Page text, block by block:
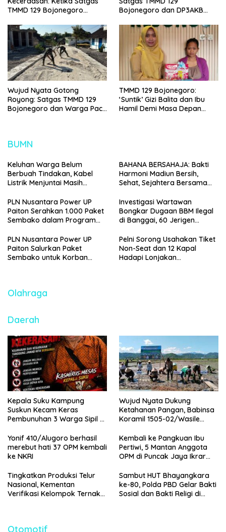
TMMD 129 Bojonegoro
Anak-Anak Kesongo
Bojonegoro dan DP3AKB
Kesehatan Reproduksi di
Kesongo
Wujud Nyata Gotong
Royong: Satgas TMMD 129
Bojonegoro dan Warga Pacu
TMMD 129 Bojonegoro:
‘Suntik’ Gizi Balita dan Ibu
Hamil Demi Masa Depan
BUMN
Keluhan Warga Belum
Berbuah Tindakan, Kabel
Listrik Menjuntai Masih
BAHANA BERSAHAJA: Bakti
Harmoni Madiun Bersih,
Sehat, Sejahtera Bersama
PLN Nusantara Power UP
Paiton Serahkan 1.000 Paket
Sembako dalam Program
Ramadhan 1447 H
Investigasi Wartawan
Bongkar Dugaan BBM Ilegal
di Banggai, 60 Jerigen
PLN Nusantara Power UP
Paiton Salurkan Paket
Sembako untuk Korban
Pelni Sorong Usahakan Tiket
Non-Seat dan 12 Kapal
Hadapi Lonjakan
Olahraga
Daerah
Kepala Suku Kampung
Suskun Kecam Keras
Pembunuhan 3 Warga Sipil di
Wujud Nyata Dukung
Ketahanan Pangan, Babinsa
Koramil 1505-02/Wasile
Yonif 410/Alugoro berhasil
merebut hati 37 OPM kembali
ke NKRI
Kembali ke Pangkuan Ibu
Pertiwi, 5 Mantan Anggota
OPM di Puncak Jaya Ikrar
Tingkatkan Produksi Telur
Nasional, Kementan
Verifikasi Kelompok Ternak
Sambut HUT Bhayangkara
ke-80, Polda PBD Gelar Bakti
Sosial dan Bakti Religi di
Otomotif